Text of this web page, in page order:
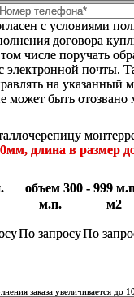
с условиями
договора купли-
том числе
электронной
на указанный
быть
длина в размер
объем 300 - 999
м.п. м2
По запросуПо
заказа увеличивается до